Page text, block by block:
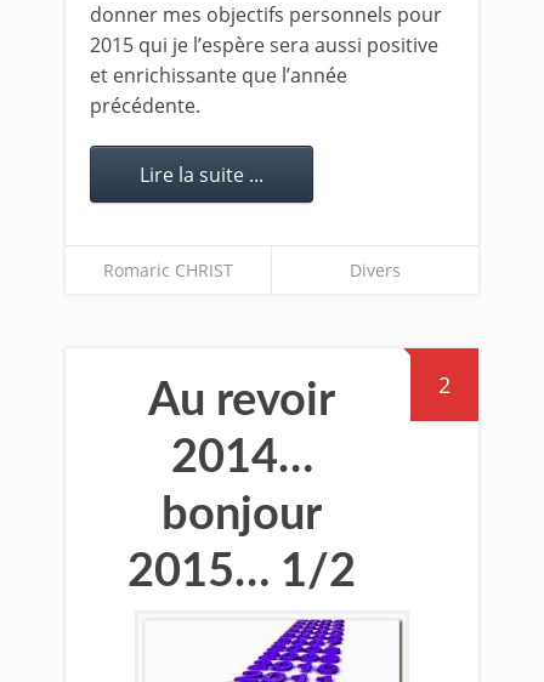
donner mes objectifs personnels pour
2015 qui je l’espère sera aussi positive
et enrichissante que l’année
précédente.
Lire la suite ...
Romaric CHRIST Divers
2
Au revoir
2014…
bonjour
2015… 1/2